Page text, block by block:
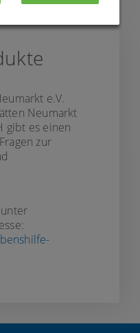
e.V.
Neumarkt
gibt es einen
zur